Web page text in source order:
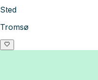
Sted
Tromsø